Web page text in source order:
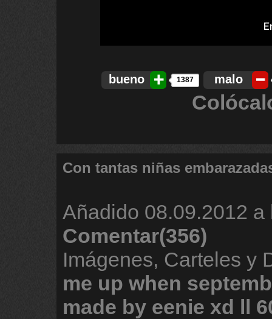
bueno 1387 malo
Con tantas niñas
Añadido 08.09.2012 a
Comentar(356)
Imágenes, Carteles y
me up when
made by eenie xd ll